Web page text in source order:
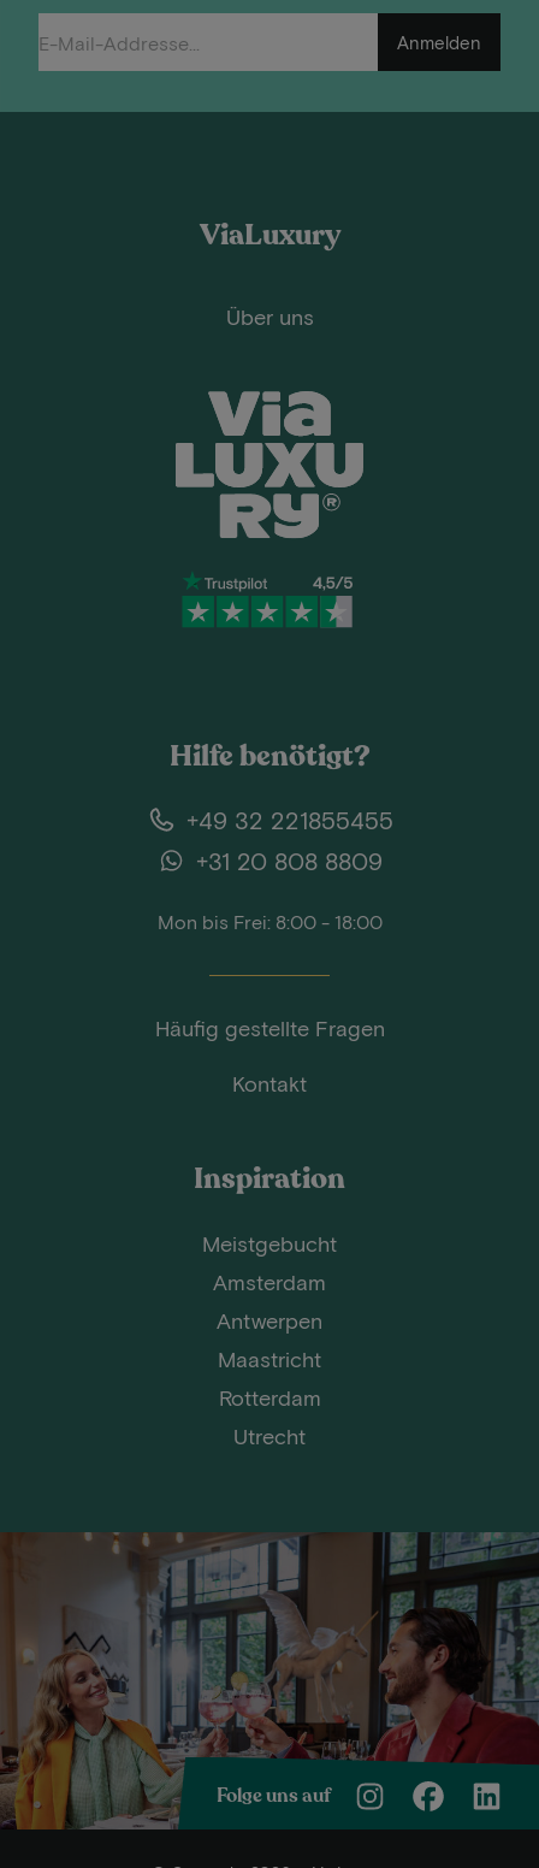
Anmelden
ViaLuxury
Über uns
Hilfe benötigt?
+49 32 221855455
+31 20 808 8809
Mon bis Frei: 8:00 - 18:00
Häufig gestellte Fragen
Kontakt
Inspiration
Meistgebucht
Amsterdam
Antwerpen
Maastricht
Rotterdam
Utrecht
Folge uns auf